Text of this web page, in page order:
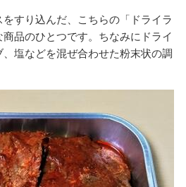
すり込んだ、こちらの「ドライラ
品のひとつです。ちなみにドライ
塩などを混ぜ合わせた粉末状の調